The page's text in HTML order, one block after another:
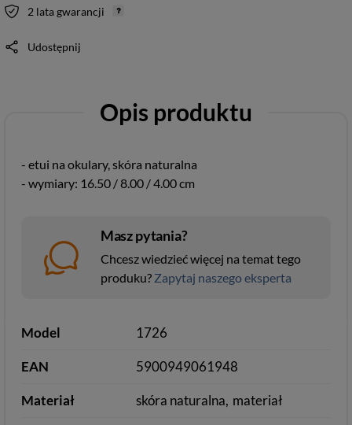
2 lata gwarancji
Udostępnij
Opis produktu
- etui na okulary, skóra naturalna
- wymiary: 16.50 / 8.00 / 4.00 cm
Masz pytania?
Chcesz wiedzieć więcej na temat tego
produku? Zapytaj naszego eksperta
Model 1726
EAN 5900949061948
Materiał skóra naturalna materiał